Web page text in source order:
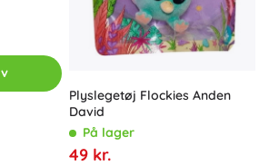
Plyslegetøj Flockies Anden
David
På lager
49 kr.